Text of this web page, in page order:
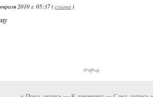
2010 г. 05:37 (ссылка )